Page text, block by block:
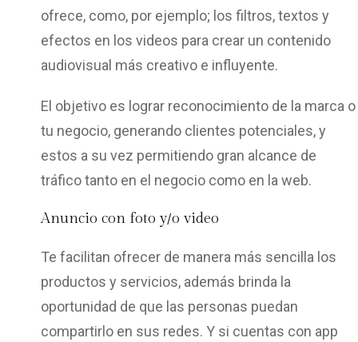
ofrece, como, por ejemplo; los filtros, textos y
efectos en los videos para crear un contenido
audiovisual más creativo e influyente.
El objetivo es lograr reconocimiento de la marca o
tu negocio, generando clientes potenciales, y
estos a su vez permitiendo gran alcance de
tráfico tanto en el negocio como en la web.
Anuncio con foto y/o video
Te facilitan ofrecer de manera más sencilla los
productos y servicios, además brinda la
oportunidad de que las personas puedan
compartirlo en sus redes. Y si cuentas con app